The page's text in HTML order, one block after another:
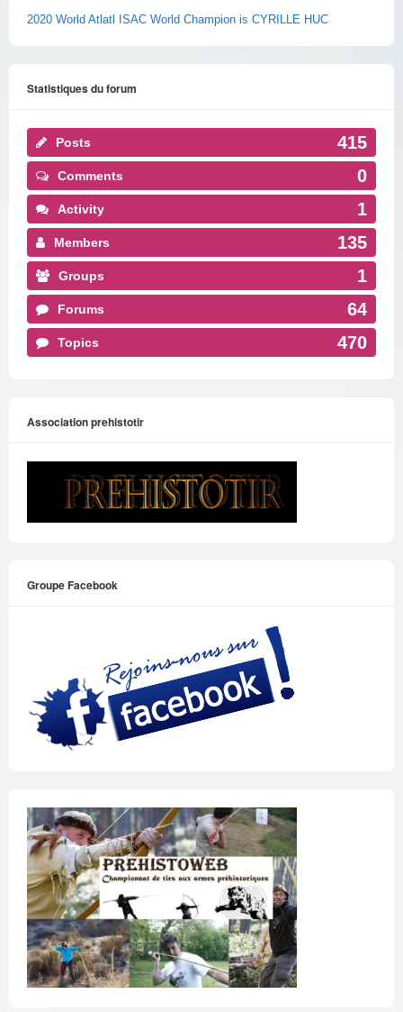
2020 World Atlatl ISAC World Champion is CYRILLE HUC
Statistiques du forum
Posts 415
Comments 0
Activity 1
Members 135
Groups 1
Forums 64
Topics 470
Association prehistotir
Groupe Facebook